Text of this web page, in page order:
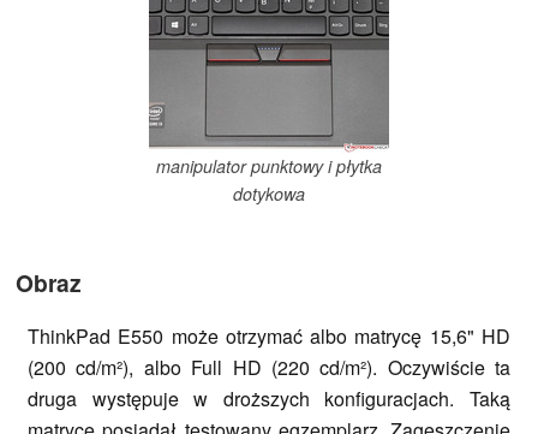
manipulator punktowy i płytka
dotykowa
Obraz
ThinkPad E550 może otrzymać albo matrycę 15,6" HD
(200 cd/m²), albo Full HD (220 cd/m²). Oczywiście ta
druga występuje w droższych konfiguracjach. Taką